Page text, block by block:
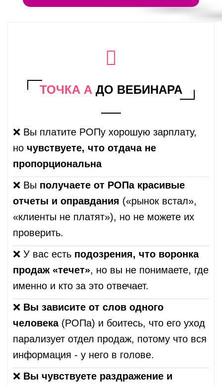
ТОЧКА А ДО ВЕБИНАРА
❌ Вы платите РОПу хорошую зарплату,
но чувствуете, что отдача не
пропорциональна
❌ Вы получаете от РОПа красивые
отчеты и оправдания («рынок встал»,
«клиенты не платят»), но не можете их
проверить.
❌ У вас есть подозрения, что воронка
продаж «течет», но вы не понимаете, где
именно и кто за это отвечает.
❌ Вы зависите от слов одного
человека(РОПа) и боитесь, что его уход
парализует отдел продаж, потому что вся
информация - у него в голове.
❌ Вы чувствуете раздражение и